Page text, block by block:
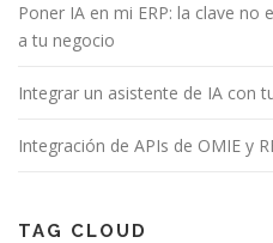
Poner IA en mi ERP: la clave no
a tu negocio
Integrar un asistente de IA con
Integración de APIs de OMIE y
TAG CLOUD